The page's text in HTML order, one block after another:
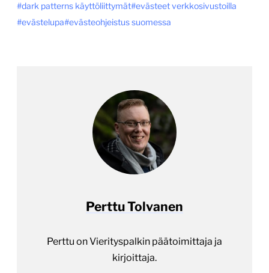
dark patterns käyttöliittymät evästeet verkkosivustoilla
evästelupa evästeohjeistus suomessa
Perttu Tolvanen
Perttu on Vierityspalkin päätoimittaja ja
kirjoittaja.